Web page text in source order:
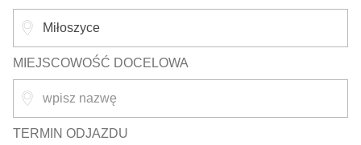
MIEJSCOWOŚĆ DOCELOWA
TERMIN ODJAZDU